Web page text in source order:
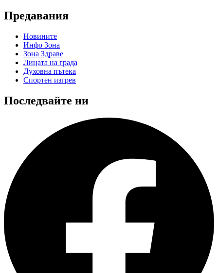
Предавания
Новините
Инфо Зона
Зона Здраве
Лицата на града
Духовна пътека
Спортен изгрев
Последвайте ни